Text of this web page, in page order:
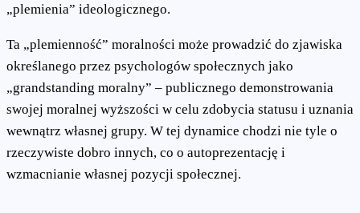
„plemienia” ideologicznego.
Ta „plemienność” moralności może prowadzić do zjawiska
określanego przez psychologów społecznych jako
„grandstanding moralny” – publicznego demonstrowania
swojej moralnej wyższości w celu zdobycia statusu i uznania
wewnątrz własnej grupy. W tej dynamice chodzi nie tyle o
rzeczywiste dobro innych, co o autoprezentację i
wzmacnianie własnej pozycji społecznej.